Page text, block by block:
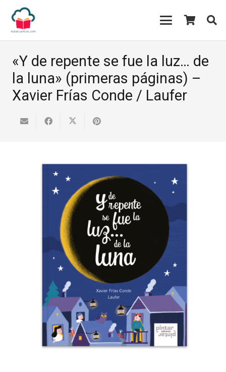
«Y de repente se fue la luz… de
la luna» (primeras páginas) –
Xavier Frías Conde / Laufer